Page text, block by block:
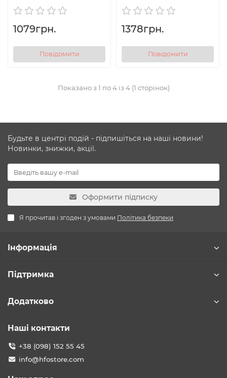
1079грн.
Повідомити
1378грн.
Повідомити
Показано з 1 по 4 із 4 (1 сторінок)
Будьте в центрі подій - підпишіться на наші новини!
Новинки, знижки, акції.
Оформити підписку
Я прочитав і згоден з умовами Політика безпеки
Інформація
Підтримка
Додатково
Наші контакти
+38 (098) 152 55 45
info@hfostore.com